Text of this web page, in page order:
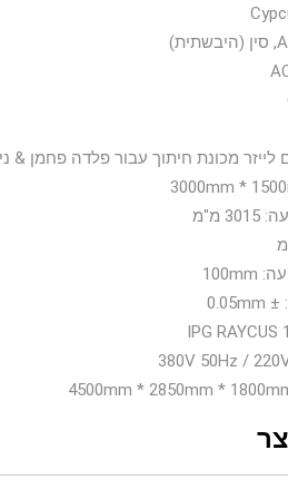
מכונת חיתוך עבור פלדה פחמן &